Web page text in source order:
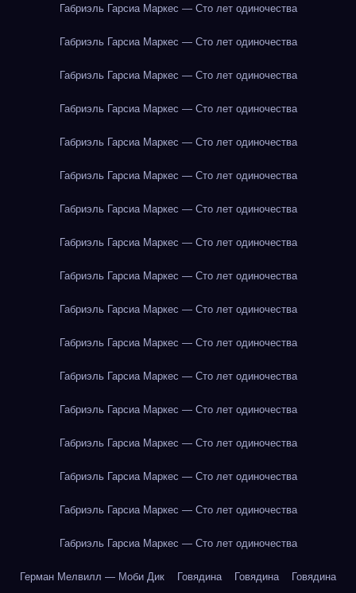
Габриэль Гарсиа Маркес — Сто лет одиночества
Габриэль Гарсиа Маркес — Сто лет одиночества
Габриэль Гарсиа Маркес — Сто лет одиночества
Габриэль Гарсиа Маркес — Сто лет одиночества
Габриэль Гарсиа Маркес — Сто лет одиночества
Габриэль Гарсиа Маркес — Сто лет одиночества
Габриэль Гарсиа Маркес — Сто лет одиночества
Габриэль Гарсиа Маркес — Сто лет одиночества
Габриэль Гарсиа Маркес — Сто лет одиночества
Габриэль Гарсиа Маркес — Сто лет одиночества
Габриэль Гарсиа Маркес — Сто лет одиночества
Габриэль Гарсиа Маркес — Сто лет одиночества
Габриэль Гарсиа Маркес — Сто лет одиночества
Габриэль Гарсиа Маркес — Сто лет одиночества
Габриэль Гарсиа Маркес — Сто лет одиночества
Габриэль Гарсиа Маркес — Сто лет одиночества
Габриэль Гарсиа Маркес — Сто лет одиночества
Герман Мелвилл — Моби Дик Говядина Говядина Говядина